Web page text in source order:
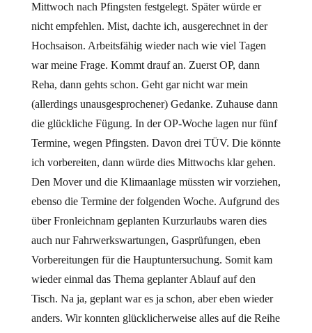
Mittwoch nach Pfingsten festgelegt. Später würde er
nicht empfehlen. Mist, dachte ich, ausgerechnet in der
Hochsaison. Arbeitsfähig wieder nach wie viel Tagen
war meine Frage. Kommt drauf an. Zuerst OP, dann
Reha, dann gehts schon. Geht gar nicht war mein
(allerdings unausgesprochener) Gedanke. Zuhause dann
die glückliche Fügung. In der OP-Woche lagen nur fünf
Termine, wegen Pfingsten. Davon drei TÜV. Die könnte
ich vorbereiten, dann würde dies Mittwochs klar gehen.
Den Mover und die Klimaanlage müssten wir vorziehen,
ebenso die Termine der folgenden Woche. Aufgrund des
über Fronleichnam geplanten Kurzurlaubs waren dies
auch nur Fahrwerkswartungen, Gasprüfungen, eben
Vorbereitungen für die Hauptuntersuchung. Somit kam
wieder einmal das Thema geplanter Ablauf auf den
Tisch. Na ja, geplant war es ja schon, aber eben wieder
anders. Wir konnten glücklicherweise alles auf die Reihe